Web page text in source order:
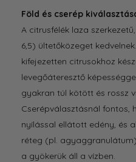
Föld és cserép
A citrusfélék laza
6,5) ültetőközeget
kifejezetten citrusokhoz
levegőáteresztő
gyakran túl kötött és rossz
Cserépválasztásnál fontos,
nyílással ellátott edény, és
réteg (pl.
a gyökerük áll a vízben.